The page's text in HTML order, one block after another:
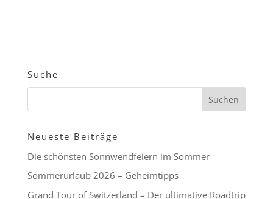
Suche
Neueste Beiträge
Die schönsten Sonnwendfeiern im Sommer
Sommerurlaub 2026 – Geheimtipps
Grand Tour of Switzerland – Der ultimative Roadtrip